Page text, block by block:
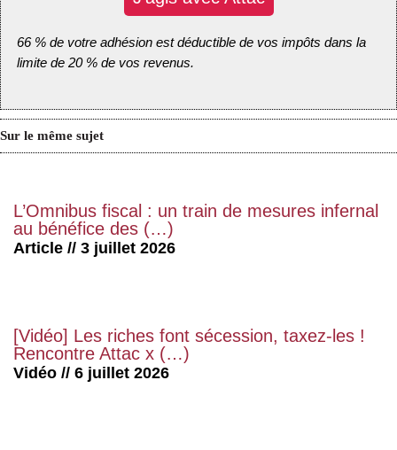
66 % de votre adhésion est déductible de vos impôts dans la
limite de 20 % de vos revenus.
Sur le même sujet
L’Omnibus fiscal : un train de mesures infernal
au bénéfice des (…)
Article // 3 juillet 2026
[Vidéo] Les riches font sécession, taxez-les !
Rencontre Attac x (…)
Vidéo // 6 juillet 2026